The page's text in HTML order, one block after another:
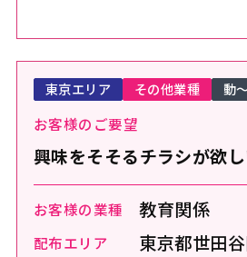
お客様のご要望
興味をそそるチラシが欲
お客様の業種 教育関係
配布エリア 東京都世田
東京エリア その他業種 動